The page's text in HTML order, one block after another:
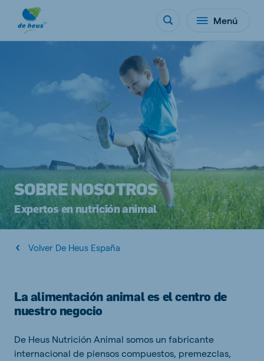
Menú
SOBRE NOSOTROS
Expertos en nutrición animal
Volver De Heus España
La alimentación animal es el centro de
nuestro negocio
De Heus Nutrición Animal somos un fabricante
internacional de piensos compuestos, premezclas,